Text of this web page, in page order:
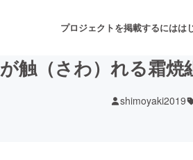
プロジェクトを掲載するにはは
触（さわ）れる霜焼
shimoyaki2019